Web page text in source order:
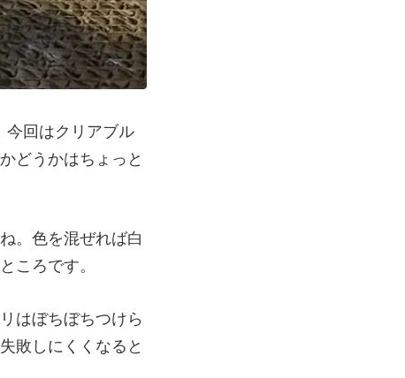
今回はクリアブル
どうかはちょっと
。色を混ぜれば白
ころです。
はぼちぼちつけら
敗しにくくなると